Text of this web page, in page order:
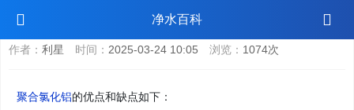
净水百科
聚合氯化铝优点和缺点
作者： 利星 时间： 2025-03-24 10:05 浏览： 1074次
聚合氯化铝的优点和缺点如下：